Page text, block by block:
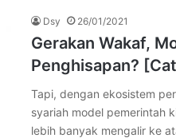
Dsy 26/01/2021
Gerakan Wakaf,
Penghisapan?
Tapi, dengan ekosistem
syariah model pemerintah
lebih banyak mengalir ke